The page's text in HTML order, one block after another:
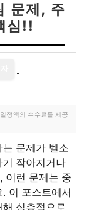
문제, 주
심!!
정액의 수수료를 제공
문제가 벨소
작아지거나
이런 문제는 중
이 포스트에서
심층적으로